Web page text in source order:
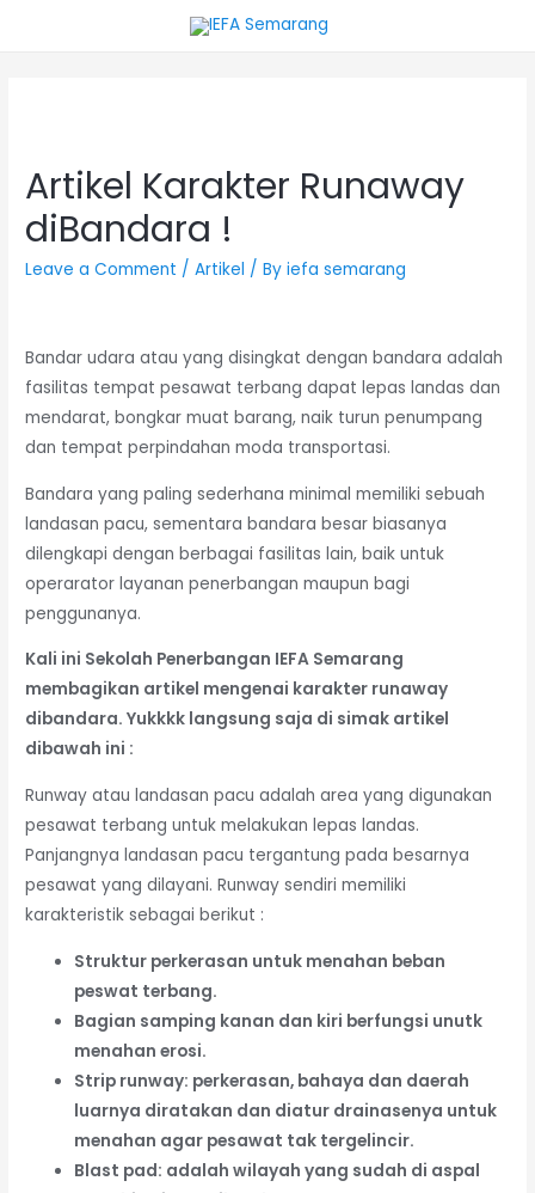
Artikel Karakter Runaway
diBandara !
Leave a Comment /Artikel / Byiefa semarang
Bandar udara atau yang disingkat dengan bandara adalah
fasilitas tempat pesawat terbang dapat lepas landas dan
mendarat, bongkar muat barang, naik turun penumpang
dan tempat perpindahan moda transportasi.
Bandara yang paling sederhana minimal memiliki sebuah
landasan pacu, sementara bandara besar biasanya
dilengkapi dengan berbagai fasilitas lain, baik untuk
operarator layanan penerbangan maupun bagi
penggunanya.
Kali ini Sekolah Penerbangan IEFA Semarang
membagikan artikel mengenai karakter runaway
dibandara. Yukkkk langsung saja di simak artikel
dibawah ini :
Runway atau landasan pacu adalah area yang digunakan
pesawat terbang untuk melakukan lepas landas.
Panjangnya landasan pacu tergantung pada besarnya
pesawat yang dilayani. Runway sendiri memiliki
karakteristik sebagai berikut :
Struktur perkerasan untuk menahan beban
peswat terbang.
Bagian samping kanan dan kiri berfungsi unutk
menahan erosi.
Strip runway: perkerasan, bahaya dan daerah
luarnya diratakan dan diatur drainasenya untuk
menahan agar pesawat tak tergelincir.
Blast pad: adalah wilayah yang sudah di aspal